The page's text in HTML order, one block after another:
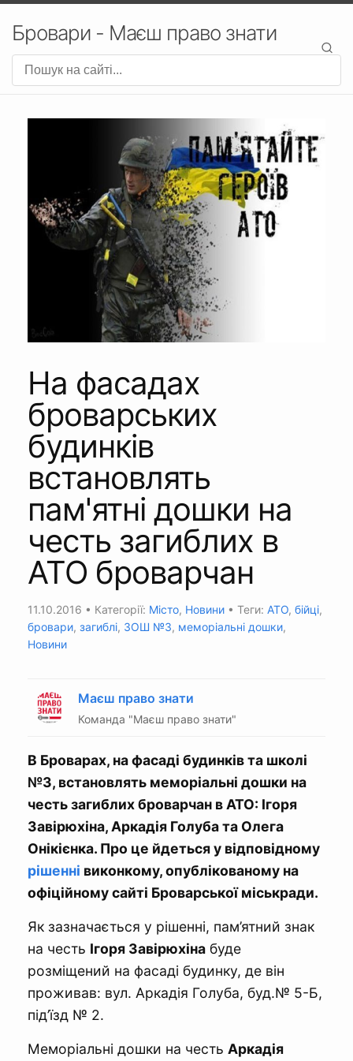
Бровари - Маєш право знати
На фасадах
броварських
будинків
встановлять
пам'ятні дошки на
честь загиблих в
АТО броварчан
11.10.2016 • Категорії: Місто, Новини • Теги: АТО, бійці,
бровари, загиблі, ЗОШ №3, меморіальні дошки,
Новини
Маєш право знати
Команда "Маєш право знати"
В Броварах, на фасаді будинків та школі
№3, встановлять меморіальні дошки на
честь загиблих броварчан в АТО: Ігоря
Завірюхіна, Аркадія Голуба та Олега
Онікієнка. Про це йдеться у відповідному
рішенні виконкому, опублікованому на
офіційному сайті Броварської міськради.
Як зазначається у рішенні, пам’ятний знак
на честь Ігоря Завірюхіна буде
розміщений на фасаді будинку, де він
проживав: вул. Аркадія Голуба, буд.№ 5-Б,
під’їзд № 2.
Меморіальні дошки на честь Аркадія